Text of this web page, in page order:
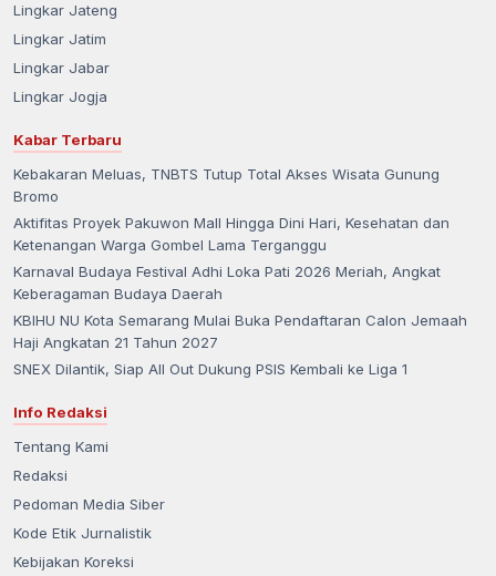
Lingkar Jateng
Lingkar Jatim
Lingkar Jabar
Lingkar Jogja
Kabar Terbaru
Kebakaran Meluas, TNBTS Tutup Total Akses Wisata Gunung
Bromo
Aktifitas Proyek Pakuwon Mall Hingga Dini Hari, Kesehatan dan
Ketenangan Warga Gombel Lama Terganggu
Karnaval Budaya Festival Adhi Loka Pati 2026 Meriah, Angkat
Keberagaman Budaya Daerah
KBIHU NU Kota Semarang Mulai Buka Pendaftaran Calon Jemaah
Haji Angkatan 21 Tahun 2027
SNEX Dilantik, Siap All Out Dukung PSIS Kembali ke Liga 1
Info Redaksi
Tentang Kami
Redaksi
Pedoman Media Siber
Kode Etik Jurnalistik
Kebijakan Koreksi